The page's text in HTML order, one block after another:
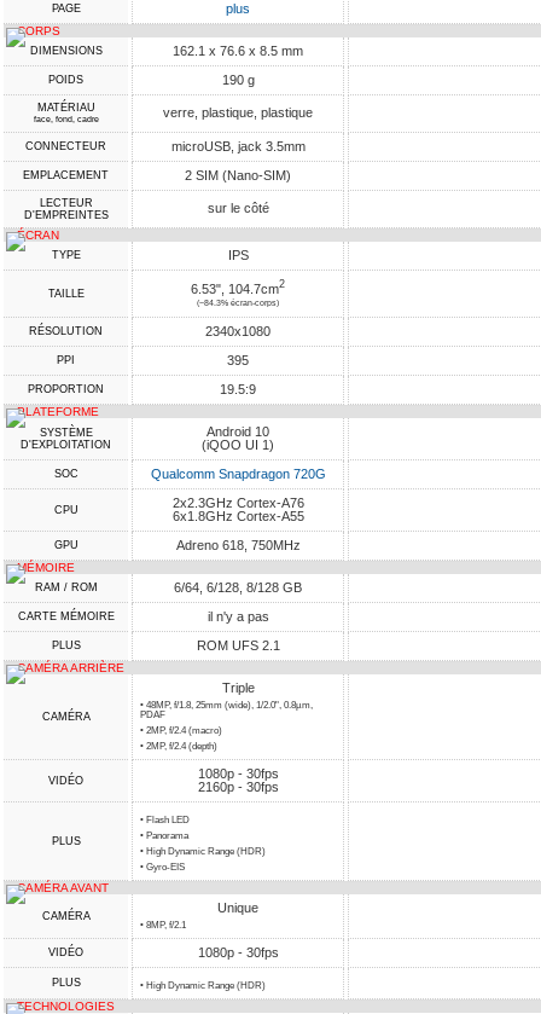
PAGE plus
CORPS
DIMENSIONS 162.1 x 76.6 x 8.5 mm
POIDS 190 g
MATÉRIAU
face, fond, cadre verre, plastique, plastique
CONNECTEUR microUSB, jack 3.5mm
EMPLACEMENT 2 SIM (Nano-SIM)
LECTEUR
D'EMPREINTES
sur le côté
ÉCRAN
TYPE IPS
TAILLE 6.53", 104.7cm2
(~84.3% écran-corps)
RÉSOLUTION 2340x1080
PPI 395
PROPORTION 19.5:9
PLATEFORME
SYSTÈME
D'EXPLOITATION
Android 10
(iQOO UI 1)
SOC Qualcomm Snapdragon 720G
CPU
2x2.3GHz Cortex-A76
6x1.8GHz Cortex-A55
GPU Adreno 618, 750MHz
MÉMOIRE
RAM / ROM 6/64, 6/128, 8/128 GB
CARTE MÉMOIRE il n'y a pas
PLUS ROM UFS 2.1
CAMÉRA ARRIÈRE
CAMÉRA
Triple
• 48MP, f/1.8, 25mm (wide), 1/2.0", 0.8µm,
PDAF
• 2MP, f/2.4 (macro)
• 2MP, f/2.4 (depth)
VIDÉO
1080p - 30fps
2160p - 30fps
PLUS
• Flash LED
• Panorama
• High Dynamic Range (HDR)
• Gyro-EIS
CAMÉRA AVANT
CAMÉRA
Unique
• 8MP, f/2.1
VIDÉO 1080p - 30fps
PLUS • High Dynamic Range (HDR)
TECHNOLOGIES